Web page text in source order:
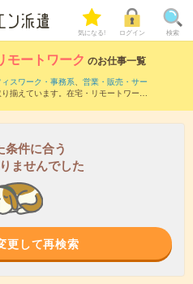
気になる! ログイン 検索
モートワーク のお仕事一覧
ィスワーク・事務系、 営業・販売・サー
揃えています。在宅・リモートワーク
条件に合う
ませんでした
更して再検索